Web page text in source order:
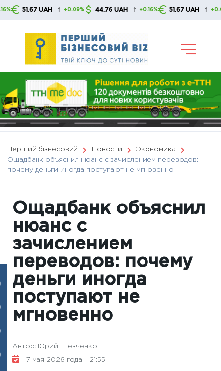
Skip
51.67 UAH ↑ +0.09% 44.76 UAH ↑ +0.16% 51.67 UAH ↑ +0.09%
Перший бізнесовий Новости
Экономика
Ощадбанк объяснил нюанс с зачислением переводов:
почему деньги иногда поступают не мгновенно
Ощадбанк объяснил
нюанс с
зачислением
переводов: почему
деньги иногда
поступают не
мгновенно
Автор: Юрий Шевченко
7 мая 2026 года - 21:55